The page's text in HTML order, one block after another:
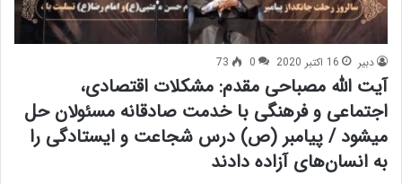
دبیر 16 اکتبر 2020 0
73
آیت الله مصباحی مقدم: مشکلات اقتصادی،
اجتماعی و فرهنگی با خدمت صادقانه مسئولان حل
میشود / پیامبر (ص) درس شجاعت و ایستادگی را
به انسان‌های آزاده دادند